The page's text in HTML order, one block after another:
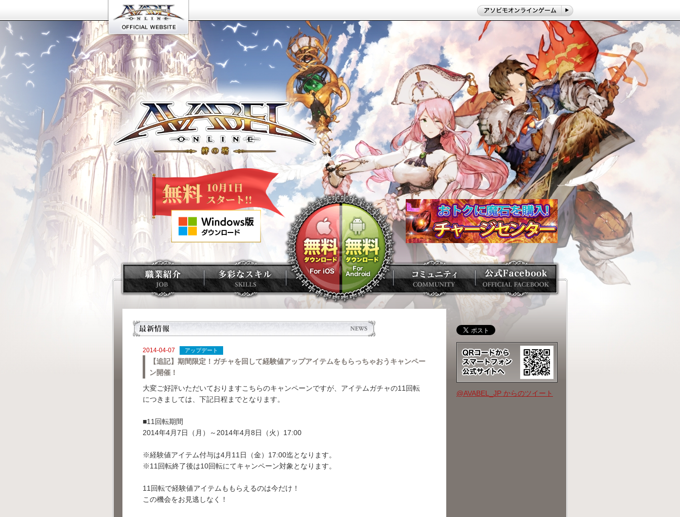
2014-04-07 アップデート
【追記】期間限定！ガチャを回して経験値アップアイテムをもらっちゃおうキャンペー
ン開催！
大変ご好評いただいておりますこちらのキャンペーンですが、アイテムガチャの11回転
につきましては、下記日程までとなります。
■11回転期間
2014年4月7日（月）～2014年4月8日（火）17:00
※経験値アイテム付与は4月11日（金）17:00迄となります。
※11回転終了後は10回転にてキャンペーン対象となります。
11回転で経験値アイテムももらえるのは今だけ！
この機会をお見逃しなく！
@AVABEL_JP からのツイート